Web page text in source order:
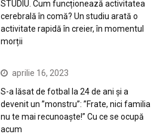
STUDIU. Cum funcționează activitatea
cerebrală în comă? Un studiu arată o
activitate rapidă în creier, în momentul
morții
aprilie 16, 2023
S-a lăsat de fotbal la 24 de ani și a
devenit un ”monstru”: ”Frate, nici familia
nu te mai recunoaște!” Cu ce se ocupă
acum